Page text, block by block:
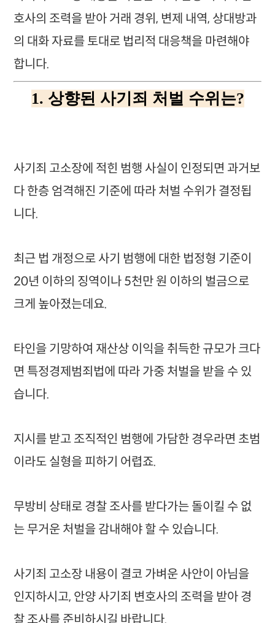
호사의 조력을 받아 거래 경위, 변제 내역, 상대방과
의 대화 자료를 토대로 법리적 대응책을 마련해야
합니다.
1. 상향된 사기죄 처벌 수위는?
사기죄 고소장에 적힌 범행 사실이 인정되면 과거보
다 한층 엄격해진 기준에 따라 처벌 수위가 결정됩
니다.
최근 법 개정으로 사기 범행에 대한 법정형 기준이
20년 이하의 징역이나 5천만 원 이하의 벌금으로
크게 높아졌는데요.
타인을 기망하여 재산상 이익을 취득한 규모가 크다
면 특정경제범죄법에 따라 가중 처벌을 받을 수 있
습니다.
지시를 받고 조직적인 범행에 가담한 경우라면 초범
이라도 실형을 피하기 어렵죠.
무방비 상태로 경찰 조사를 받다가는 돌이킬 수 없
는 무거운 처벌을 감내해야 할 수 있습니다.
사기죄 고소장 내용이 결코 가벼운 사안이 아님을
인지하시고, 안양 사기죄 변호사의 조력을 받아 경
찰 조사를 준비하시길 바랍니다.